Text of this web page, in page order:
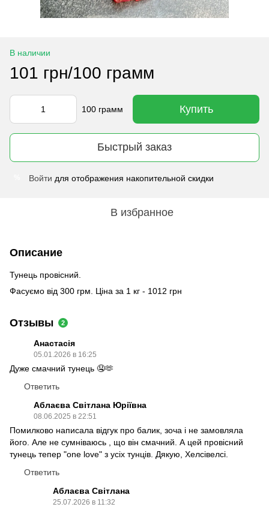
В наличии
101 грн/100 грамм
100 грамм Купить
Быстрый заказ
Войти для отображения накопительной скидки
В избранное
Описание
Тунець провісний.
Фасуємо від 300 грм. Ціна за 1 кг - 1012 грн
Отзывы 2
Анастасія
05.01.2026 в 16:25
Дуже смачний тунець 🤤🫶
Ответить
Аблаєва Світлана Юріївна
08.06.2025 в 22:51
Помилково написала відгук про балик, зоча і не замовляла
його. Але не сумніваюсь , що він смачний. А цей провісний
тунець тепер "one love" з усіх тунців. Дякую, Хелсівелсі.
Ответить
Аблаєва Світлана
25.07.2026 в 11:32